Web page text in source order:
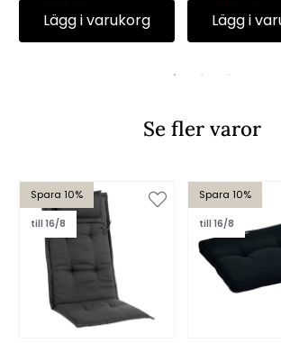
Lägg i varukorg Lägg i
Se fler varor
Spara 10%
till 16/8
Spara 10%
till 16/8